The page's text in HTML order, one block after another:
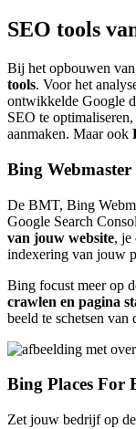
SEO tools
Bij het opbouwen van
tools. Voor het
ontwikkelde Google
SEO te
aanmaken. Maar ook
Bing Webmaster
De BMT, Bing
Google Search
van jouw website, je
indexering van jouw
Bing focust meer op
crawlen en pagina
beeld te schetsen van
Bing Places For
Zet jouw bedrijf op